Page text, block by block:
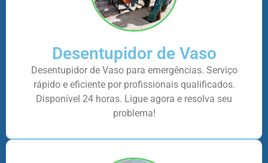
Desentupidor de Vaso
Desentupidor de Vaso para emergências. Serviço
rápido e eficiente por profissionais qualificados.
Disponível 24 horas. Ligue agora e resolva seu
problema!